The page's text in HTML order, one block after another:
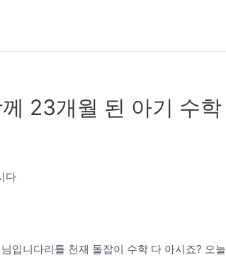
23개월 된 아기 수학
다
입니다리틀 천재 돌잡이 수학 다 아시죠? 오늘